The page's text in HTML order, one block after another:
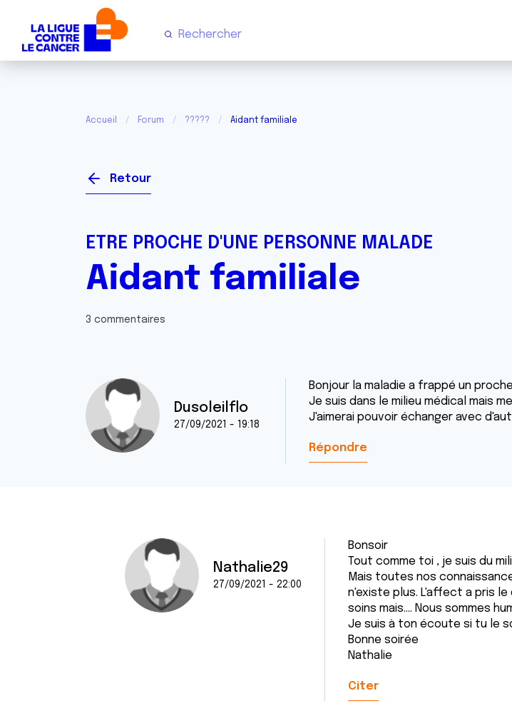
Accueil Forum ????? Aidant familiale
Retour
ETRE PROCHE D'UNE PERSONNE MALADE
Aidant familiale
3 commentaires
Dusoleilflo
27/09/2021 - 19:18
Bonjour la maladie a frappé un
Je suis dans le milieu médical mais
J'aimerai pouvoir échanger avec
Répondre
Nathalie29
27/09/2021 - 22:00
Bonsoir
Tout comme toi , je suis du
Mais toutes nos
n'existe plus. L'affect a pris
soins mais.... Nous sommes
Je suis à ton écoute si tu le
Bonne soirée
Nathalie
Citer